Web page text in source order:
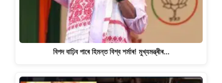
বিপদ বাঢ়িব পাৰে হিমন্ত বিশ্ব শৰ্মাৰ! মুখ্যমন্ত্ৰীৰ…